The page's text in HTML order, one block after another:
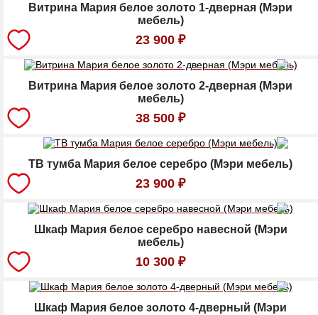
Витрина Мария белое золото 1-дверная (Мэри
мебель)
23 900 ₽
Витрина Мария белое золото 2-дверная (Мэри
мебель)
38 500 ₽
ТВ тумба Мария белое серебро (Мэри мебель)
23 900 ₽
Шкаф Мария белое серебро навесной (Мэри
мебель)
10 300 ₽
Шкаф Мария белое золото 4-дверный (Мэри